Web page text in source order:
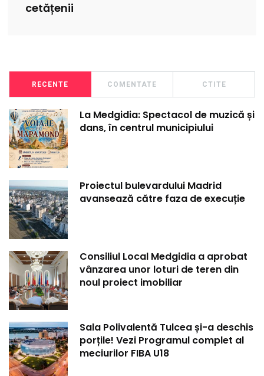
cetățenii
RECENTE COMENTATE CTITE
La Medgidia: Spectacol de muzică și
dans, în centrul municipiului
Proiectul bulevardului Madrid
avansează către faza de execuție
Consiliul Local Medgidia a aprobat
vânzarea unor loturi de teren din
noul proiect imobiliar
Sala Polivalentă Tulcea și-a deschis
porțile! Vezi Programul complet al
meciurilor FIBA U18